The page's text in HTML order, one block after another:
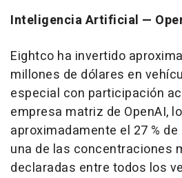
Inteligencia Artificial —
Eightco ha invertido
millones de dólares en
especial con participación
empresa matriz de OpenAI,
aproximadamente el 27 %
una de las concentraciones
declaradas entre todos los